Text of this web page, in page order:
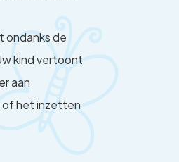
ondanks de
kind vertoont
aan
of het inzetten